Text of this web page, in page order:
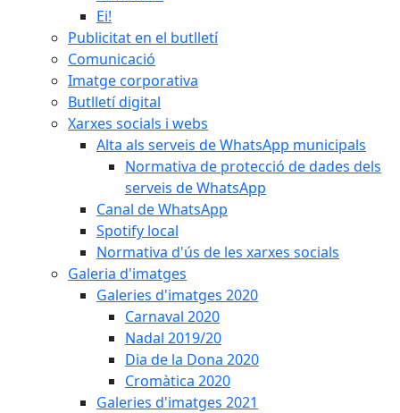
Ei!
Publicitat en el butlletí
Comunicació
Imatge corporativa
Butlletí digital
Xarxes socials i webs
Alta als serveis de WhatsApp municipals
Normativa de protecció de dades dels
serveis de WhatsApp
Canal de WhatsApp
Spotify local
Normativa d'ús de les xarxes socials
Galeria d'imatges
Galeries d'imatges 2020
Carnaval 2020
Nadal 2019/20
Dia de la Dona 2020
Cromàtica 2020
Galeries d'imatges 2021